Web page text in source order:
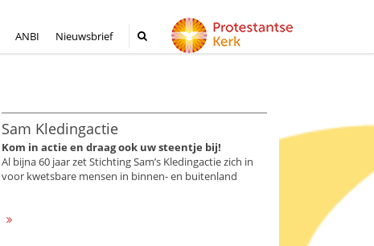
ANBI Nieuwsbrief
Sam Kledingactie
Kom in actie en draag ook uw steentje bij!
Al bijna 60 jaar zet Stichting Sam’s Kledingactie zich in
voor kwetsbare mensen in binnen- en buitenland